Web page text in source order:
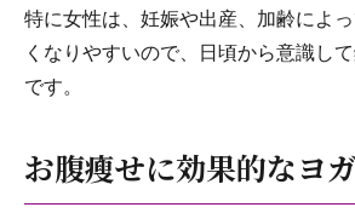
特に女性は、妊娠や出産、加齢によ
くなりやすいので、日頃から意識し
です。
お腹瘦せに効果的なヨ